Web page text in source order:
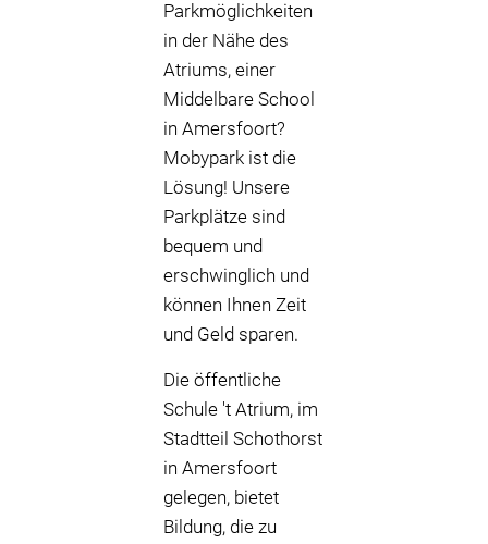
Parkmöglichkeiten
in der Nähe des
Atriums, einer
Middelbare School
in Amersfoort?
Mobypark ist die
Lösung! Unsere
Parkplätze sind
bequem und
erschwinglich und
können Ihnen Zeit
und Geld sparen.
Die öffentliche
Schule 't Atrium, im
Stadtteil Schothorst
in Amersfoort
gelegen, bietet
Bildung, die zu